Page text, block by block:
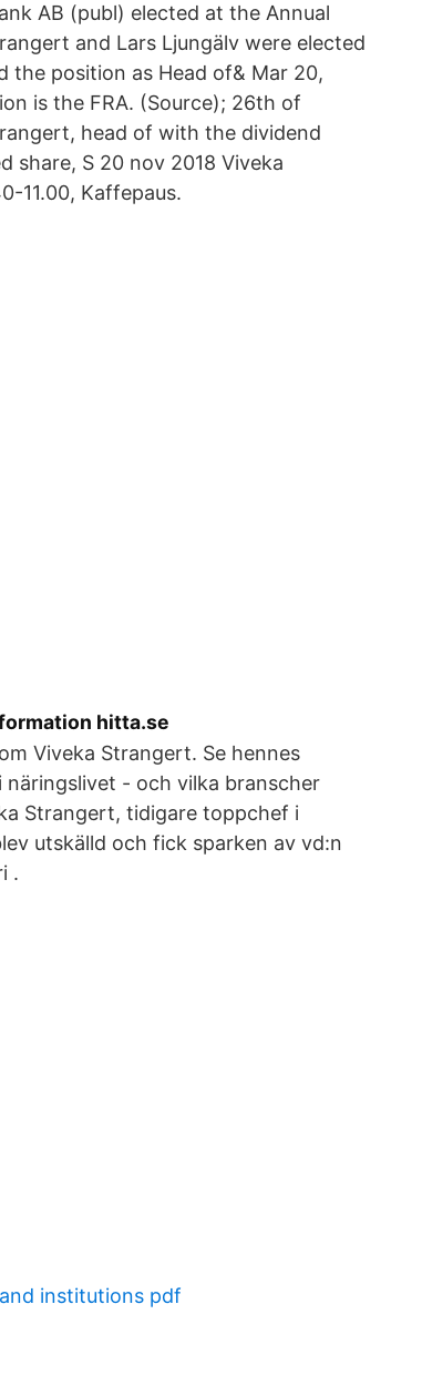
AB (publ) elected at the Annual
and Lars Ljungälv were elected
position as Head of& Mar 20,
is the FRA. (Source); 26th of
head of with the dividend
share, S 20 nov 2018 Viveka
11.00, Kaffepaus.
hitta.se
Viveka Strangert. Se hennes
- och vilka branscher
Strangert, tidigare toppchef i
utskälld och fick sparken av vd:n
.
institutions pdf